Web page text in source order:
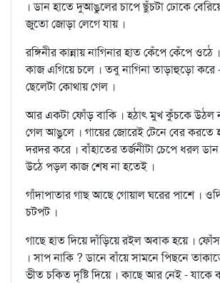
। ডান হাতে দুআঙুলের চাপে ছুঁচটা ঢোকে
জুতো জোড়া লেগে যায় ।
রঙ্গিনীর কান্নায় নাগিনার হাত কেঁপে কেঁপে
কাজ এগিয়ে চলে । তবু নাগিনা তাড়াহুড়ো করে
ছেলেটা কোথায় গেল ।
আর একটা ফোঁড় বাকি । হঠাৎ মুখ কুঁচকে উঠল
গেল আঙুলে । গায়ের জোরেই টেনে বের করতে
দরদর করে । বাঁহাতের তর্জনীটা চেপে ধরল
উঠে পড়ল কাজ শেষ না হতেই ।
গাঁদাপাতার গাছ আছে গোয়াল ঘরের পাশে ।
চটপট ।
গাছে হাত দিয়ে দাঁড়িয়ে রইল অবাক হয়ে ।
। সাপ নাকি ? ডানে বাঁয়ে সামনে পিছনে
ভীত চকিত দৃষ্টি দিয়ে । কাছে আর নেই - যাকে